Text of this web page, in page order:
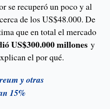
se recuperó un poco y al
de los US$48.000. De
que en total el mercado
US$300.000 millones y
el por qué.
y otras
15%